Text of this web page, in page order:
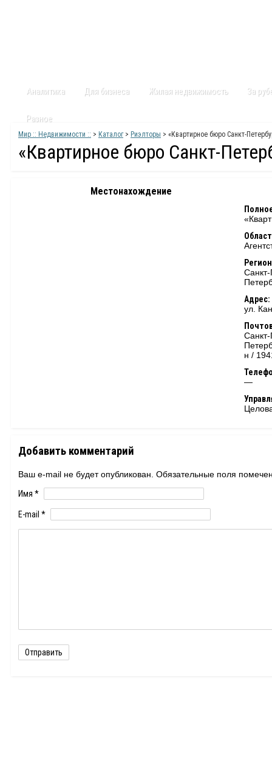
Аналитика Для бизнеса Жилая недвижимость За
Разное
Мир :: Недвижимости :: > Каталог> Риэлторы > «Квартирное бюро Санкт-
«Квартирное бюро Санкт-
Местонахождение
Санкт-
Адрес:
ул.
Санкт-
н /
—
Добавить комментарий
Ваш e-mail не будет опубликован. Обязательные поля
Имя *
E-mail *